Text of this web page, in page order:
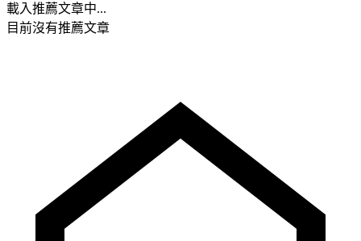
載入推薦文章中...
目前沒有推薦文章